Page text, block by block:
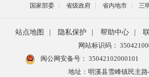
国家部委 省级政府 省内地市 三
站点地图 隐私保护 帮助中心
网站标识码：
闽公网安备号： 35042102000101
地址：明溪县雪峰镇民主